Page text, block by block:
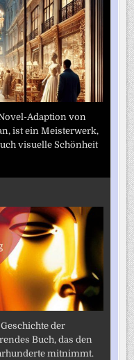
Adaption von
ist ein Meisterwerk,
visuelle Schönheit
der
Buch, das den
mitnimmt.